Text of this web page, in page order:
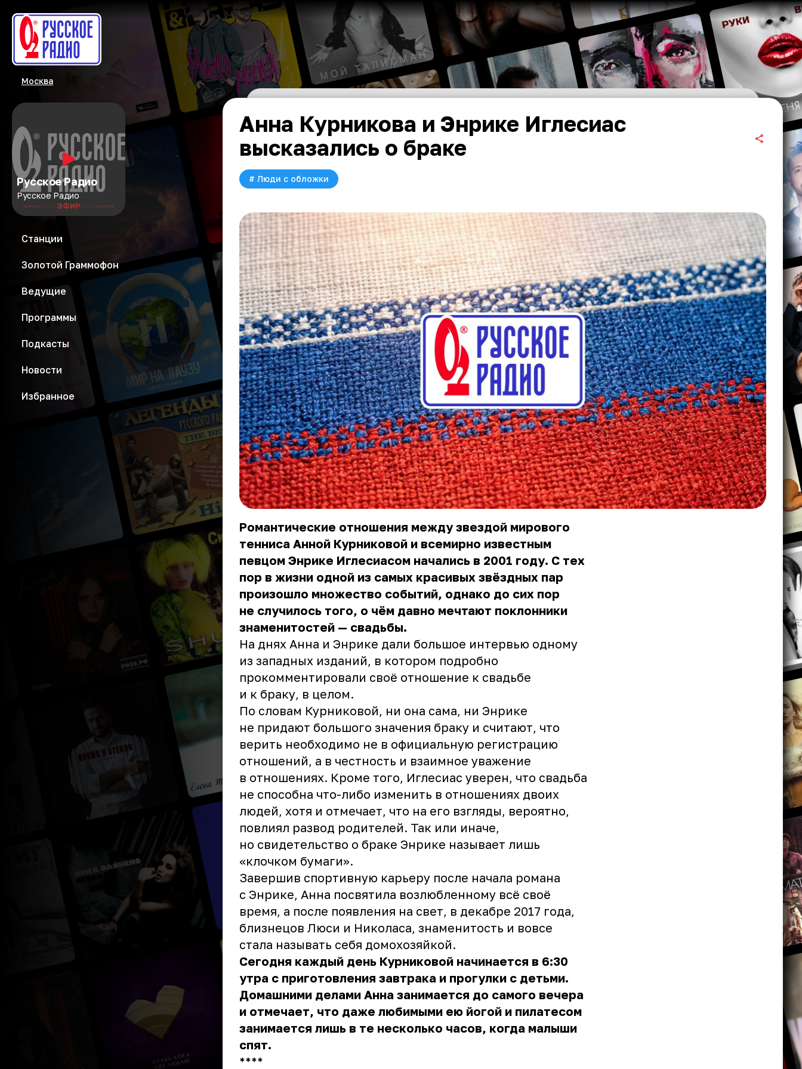
Москва
Русское Радио
Русское Радио
ЭФИР
Станции
Золотой Граммофон
Ведущие
Программы
Подкасты
Новости
Избранное
Анна Курникова и Энрике Иглесиас
высказались о браке
# Люди с обложки
Романтические отношения между звездой мирового
тенниса Анной Курниковой и всемирно известным
певцом Энрике Иглесиасом начались в 2001 году. С тех
пор в жизни одной из самых красивых звёздных пар
произошло множество событий, однако до сих пор
не случилось того, о чём давно мечтают поклонники
знаменитостей — свадьбы.
На днях Анна и Энрике дали большое интервью одному
из западных изданий, в котором подробно
прокомментировали своё отношение к свадьбе
и к браку, в целом.
По словам Курниковой, ни она сама, ни Энрике
не придают большого значения браку и считают, что
верить необходимо не в официальную регистрацию
отношений, а в честность и взаимное уважение
в отношениях. Кроме того, Иглесиас уверен, что свадьба
не способна что-либо изменить в отношениях двоих
людей, хотя и отмечает, что на его взгляды, вероятно,
повлиял развод родителей. Так или иначе,
но свидетельство о браке Энрике называет лишь
«клочком бумаги».
Завершив спортивную карьеру после начала романа
с Энрике, Анна посвятила возлюбленному всё своё
время, а после появления на свет, в декабре 2017 года,
близнецов Люси и Николаса, знаменитость и вовсе
стала называть себя домохозяйкой.
Сегодня каждый день Курниковой начинается в 6:30
утра с приготовления завтрака и прогулки с детьми.
Домашними делами Анна занимается до самого вечера
и отмечает, что даже любимыми ею йогой и пилатесом
занимается лишь в те несколько часов, когда малыши
спят.
** **